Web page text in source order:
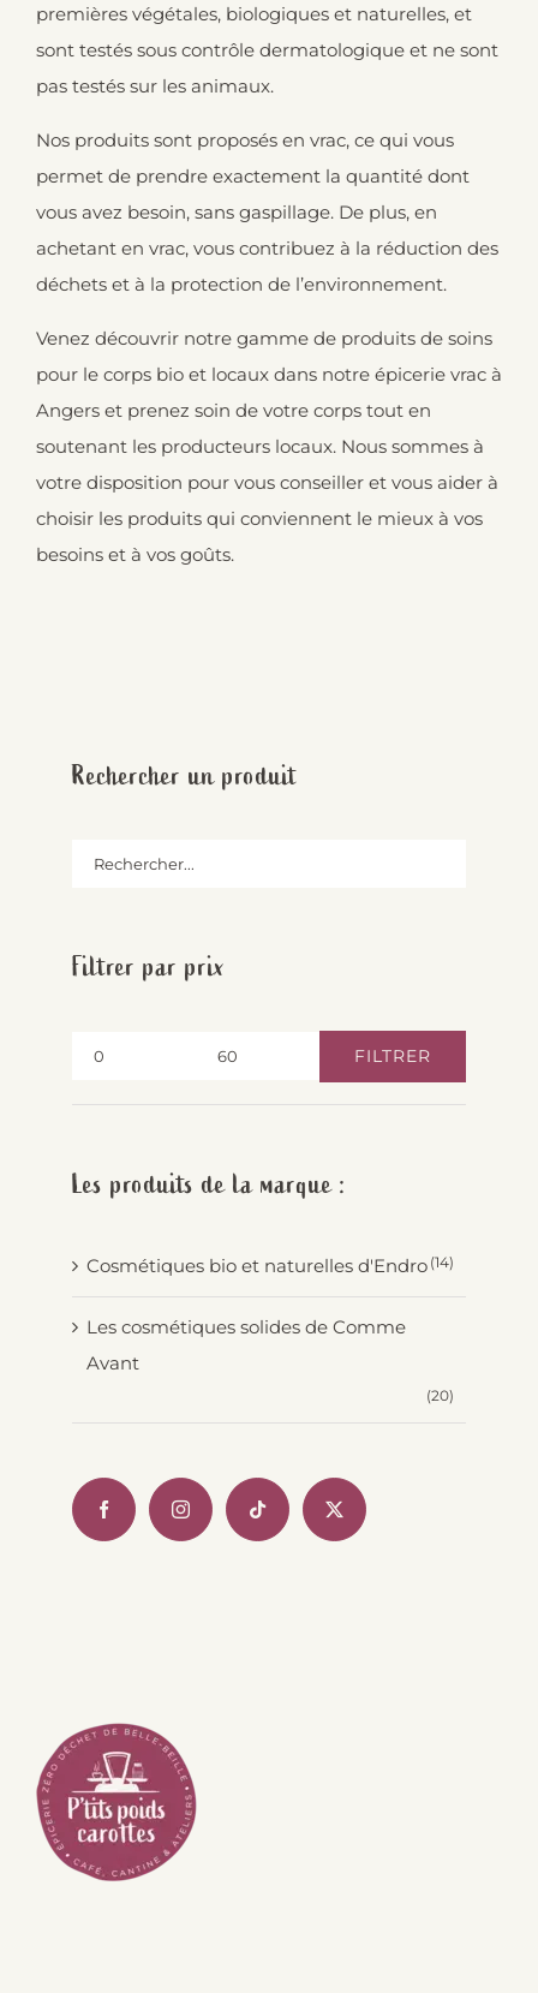
premières végétales, biologiques et naturelles, et
sont testés sous contrôle dermatologique et ne sont
pas testés sur les animaux.
Nos produits sont proposés en vrac, ce qui vous
permet de prendre exactement la quantité dont
vous avez besoin, sans gaspillage. De plus, en
achetant en vrac, vous contribuez à la réduction des
déchets et à la protection de l’environnement.
Venez découvrir notre gamme de produits de soins
pour le corps bio et locaux dans notre épicerie vrac à
Angers et prenez soin de votre corps tout en
soutenant les producteurs locaux. Nous sommes à
votre disposition pour vous conseiller et vous aider à
choisir les produits qui conviennent le mieux à vos
besoins et à vos goûts.
Rechercher un produit
Filtrer par prix
min
max
FILTRER
Les produits de la marque :
Cosmétiques bio et naturelles d'Endro (14)
Les cosmétiques solides de Comme
Avant
(20)